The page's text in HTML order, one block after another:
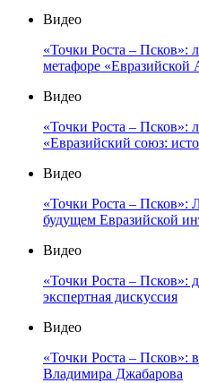
Видео
«Точки Роста – Псков»:
метафоре «Евразийской
Видео
«Точки Роста – Псков»:
«Евразийский союз:
Видео
«Точки Роста – Псков»:
будущем Евразийской
Видео
«Точки Роста – Псков»:
экспертная дискуссия
Видео
«Точки Роста – Псков»:
Владимира Джабарова